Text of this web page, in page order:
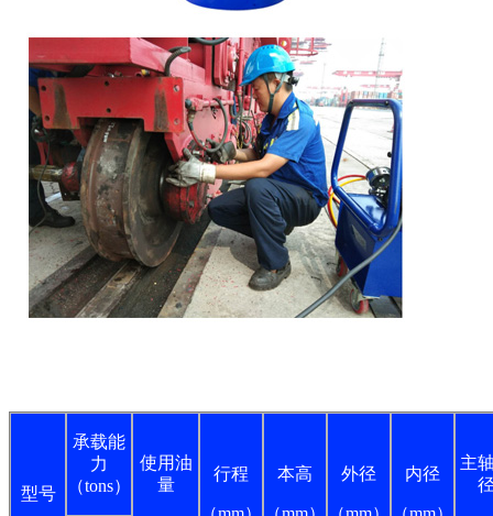
型号
承载能
力
（tons）
使用油
量
行程 本高 外径 内径
主